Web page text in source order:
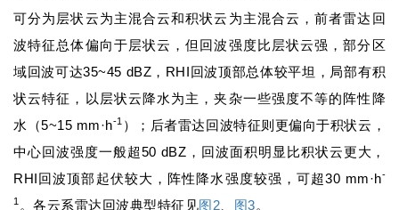
可分为层状云为主混合云和积状云为主混合云，前者雷达回
波特征总体偏向于层状云，但回波强度比层状云强，部分区
域回波可达35~45 dBZ，RHI回波顶部总体较平坦，局部有积
状云特征，以层状云降水为主，夹杂一些强度不等的阵性降
水（5~15 mm·h-1 ）；后者雷达回波特征则更偏向于积状云，
中心回波强度一般超50 dBZ，回波面积明显比积状云更大，
RHI回波顶部起伏较大，阵性降水强度较强，可超30 mm·h-
1 。各云系雷达回波典型特征见图2 图3。